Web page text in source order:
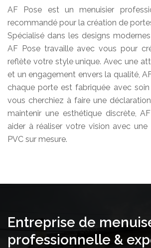
AF Pose est un menuisier
recommandé pour la création de
Spécialisé dans les designs
AF Pose travaille avec vous pour
reflète votre style unique. Avec une
et un engagement envers la qualité,
chaque porte est fabriquée avec
vous cherchiez à faire une
maintenir une esthétique discrète,
aider à réaliser votre vision avec
PVC sur mesure.
Entreprise de
professionnelle &